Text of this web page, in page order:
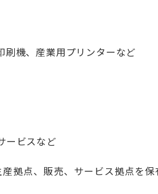
機、産業用プリンターなど
ービスなど
拠点、販売、サービス拠点を